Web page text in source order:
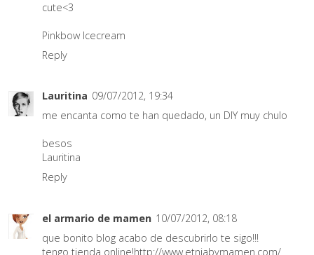
cute<3
Pinkbow Icecream
Reply
Lauritina 09/07/2012, 19:34
me encanta como te han quedado, un DIY muy chulo
besos
Lauritina
Reply
el armario de mamen 10/07/2012, 08:18
que bonito blog acabo de descubrirlo te sigo!!!
tengo tienda online!http://www.etniabymamen.com/